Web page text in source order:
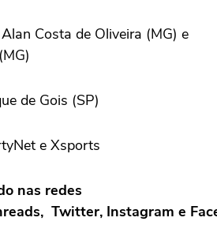
Costa de Oliveira (MG) e
de Gois (SP)
e Xsports
nas redes
Twitter, Instagram e